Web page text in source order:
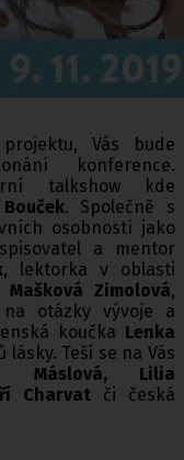
Vás bude
konference.
talkshow kde
. Společně s
osobností jako
a mentor
, lektorka v oblasti
Mašková Zimolová,
otázky vývoje a
koučka Lenka
Teší se na Vás
Máslová, Lilia
Charvat či česká